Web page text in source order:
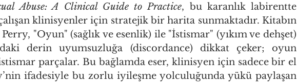
Abuse: A Clinical Guide to Practice, bu karanlık labirentte
klinisyenler için stratejik bir harita sunmaktadır. Kitabın
"Oyun" (sağlık ve esenlik) ile "İstismar" (yıkım ve dehşet)
derin uyumsuzluğa (discordance) dikkat çeker; oyun
parçalar. Bu bağlamda eser, klinisyen için sadece bir el
ifadesiyle bu zorlu iyileşme yolculuğunda yükü paylaşan